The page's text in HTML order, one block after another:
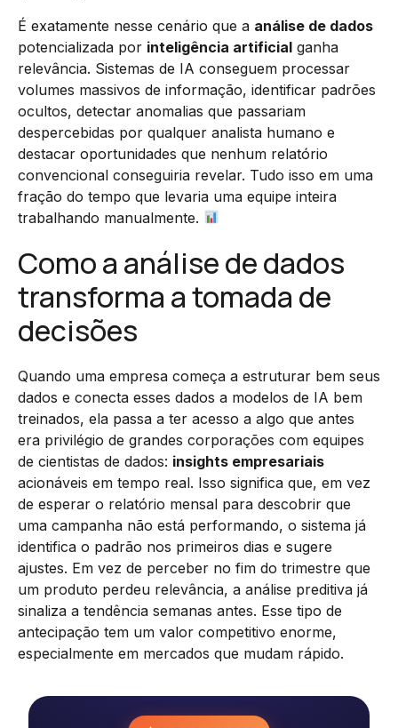
É exatamente nesse cenário que a análise de dados
potencializada por inteligência artificial ganha
relevância. Sistemas de IA conseguem processar
volumes massivos de informação, identificar padrões
ocultos, detectar anomalias que passariam
despercebidas por qualquer analista humano e
destacar oportunidades que nenhum relatório
convencional conseguiria revelar. Tudo isso em uma
fração do tempo que levaria uma equipe inteira
trabalhando manualmente.
Como a análise de dados
transforma a tomada de
decisões
Quando uma empresa começa a estruturar bem seus
dados e conecta esses dados a modelos de IA bem
treinados, ela passa a ter acesso a algo que antes
era privilégio de grandes corporações com equipes
de cientistas de dados: insights empresariais
acionáveis em tempo real. Isso significa que, em vez
de esperar o relatório mensal para descobrir que
uma campanha não está performando, o sistema já
identifica o padrão nos primeiros dias e sugere
ajustes. Em vez de perceber no fim do trimestre que
um produto perdeu relevância, a análise preditiva já
sinaliza a tendência semanas antes. Esse tipo de
antecipação tem um valor competitivo enorme,
especialmente em mercados que mudam rápido.